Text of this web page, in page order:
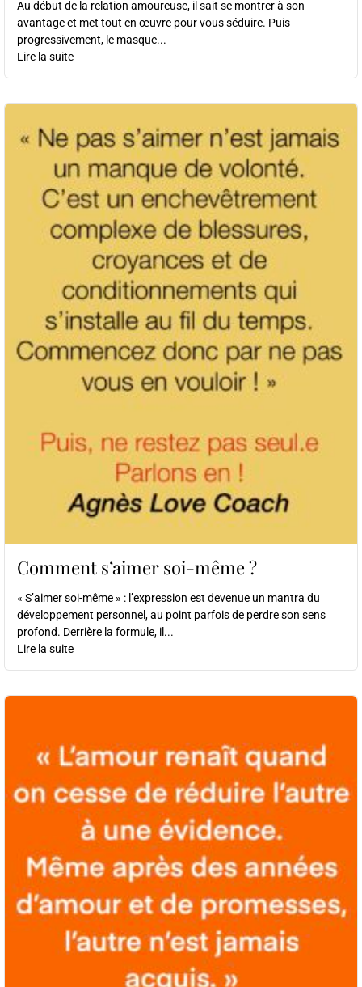
Au début de la relation amoureuse, il sait se montrer à son
avantage et met tout en œuvre pour vous séduire. Puis
progressivement, le masque...
Lire la suite
Comment s’aimer soi-même ?
« S’aimer soi-même » : l’expression est devenue un mantra du
développement personnel, au point parfois de perdre son sens
profond. Derrière la formule, il...
Lire la suite